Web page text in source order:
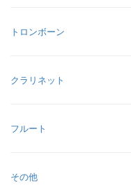
トロンボーン
クラリネット
フルート
その他